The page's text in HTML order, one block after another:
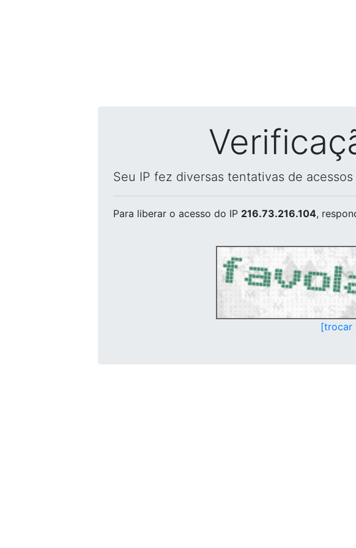
Seu IP fez diversas tentativas de
Para liberar o acesso do IP 216.73.216.104,
[trocar